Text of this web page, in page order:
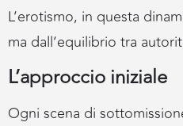
L’erotismo, in questa
ma dall’equilibrio tra
L’approccio iniziale
Ogni scena di